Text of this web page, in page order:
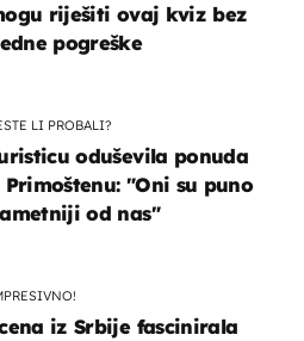
riješiti ovaj kviz bez
pogreške
LI PROBALI?
oduševila ponuda
Primoštenu: "Oni su puno
od nas"
iz Srbije fascinirala